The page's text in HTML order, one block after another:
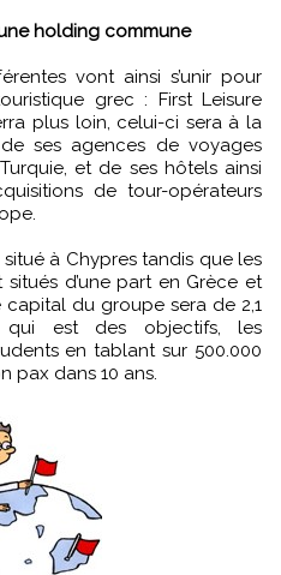
holding commune
vont ainsi s’unir pour
grec : First Leisure
plus loin, celui-ci sera à la
ses agences de voyages
et de ses hôtels ainsi
de tour-opérateurs
à Chypres tandis que les
d’une part en Grèce et
capital du groupe sera de 2,1
qui est des objectifs, les
en tablant sur 500.000
pax dans 10 ans.